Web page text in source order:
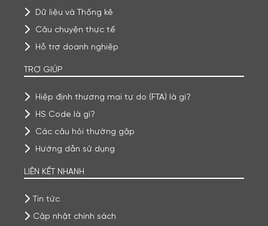
Dữ liệu và Thống kê
Câu chuyện thực tế
Hỗ trợ doanh nghiệp
TRỢ GIÚP
Hiệp định thương mại tự do (FTA) là gì?
HS Code là gì?
Các câu hỏi thường gặp
Hướng dẫn sử dụng
LIÊN KẾT NHANH
Tin tức
Cập nhật chính sách